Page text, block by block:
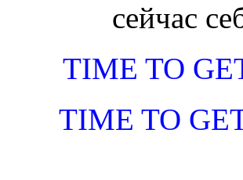
сейчас
TIME TO
TIME TO